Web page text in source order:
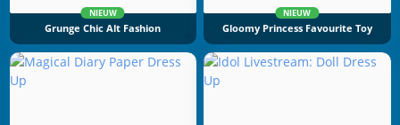
NIEUW
Grunge Chic Alt Fashion
NIEUW
Gloomy Princess Favourite Toy